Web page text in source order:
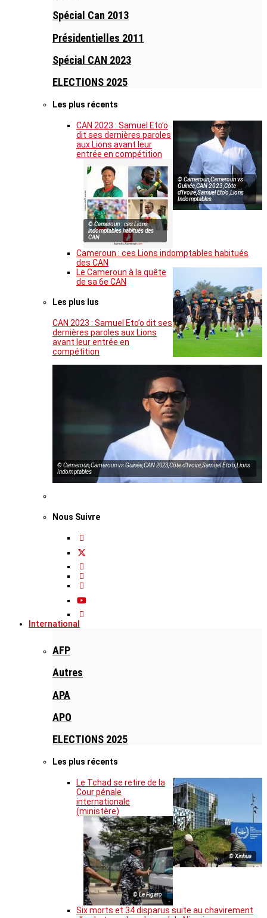
Spécial Can 2013
Présidentielles 2011
Spécial CAN 2023
ELECTIONS 2025
Les plus récents
© Cameroun,Cameroun vs
Guinée,CAN 2023,Côte
d’Ivoire,Samuel Eto’o,Lions
Indomptables
CAN 2023 : Samuel Eto’o
dit ses dernières paroles
aux Lions avant leur
entrée en compétition
© Cameroun : ces Lions
indomptables habitués des
CAN
Cameroun : ces Lions indomptables habitués
des CAN
Le Cameroun à la quête
de sa 6e CAN
Les plus lus
CAN 2023 : Samuel Eto’o dit ses
dernières paroles aux Lions
avant leur entrée en
compétition
© Cameroun,Cameroun vs Guinée,CAN 2023,Côte d’Ivoire,Samuel Eto’o,Lions
Indomptables
Nous Suivre
International
AFP
Autres
APA
APO
ELECTIONS 2025
Les plus récents
© Xinhua
Le Tchad se retire de la
Cour pénale
internationale
(ministère)
© Le Figaro
Six morts et 34 disparus suite au chavirement